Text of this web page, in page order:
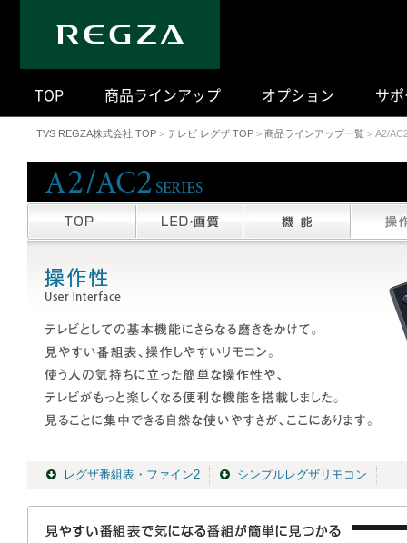
TOP 商品ラインアップ オプション サ
TVS REGZA株式会社 TOP > テレビ レグザ TOP > 商品ラインアップ一覧 > A2/
レグザ番組表・ファイン2 シンプルレグザリモコン